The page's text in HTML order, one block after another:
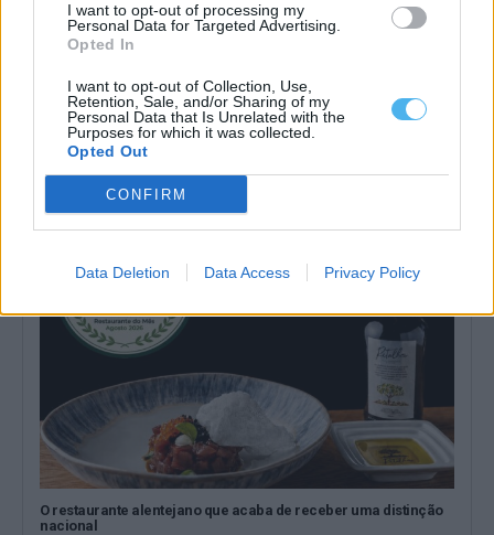
I want to opt-out of processing my
Personal Data for Targeted Advertising.
Opted In
I want to opt-out of Collection, Use,
Retention, Sale, and/or Sharing of my
Personal Data that Is Unrelated with the
Purposes for which it was collected.
Opted Out
CONFIRM
Data Deletion Data Access Privacy Policy
PSP lança concurso de 875 mil euros para reabilitar edifício do
Comando Distrital de Évora
A Polícia de Segurança Pública (PSP) lançou um concurso público,
com o preço base...
6 Agosto, 2026 - 10:36
O restaurante alentejano que acaba de receber uma distinção
nacional